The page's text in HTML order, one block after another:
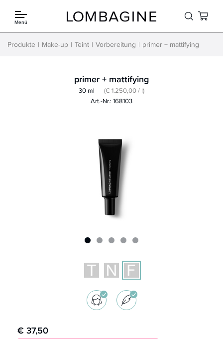
Menü
Produkte Make-up Teint Vorbereitung primer + mattifying
primer + mattifying
30 ml
(€ 1.250,00 / l)
Art.-Nr.: 168103
€ 37,50